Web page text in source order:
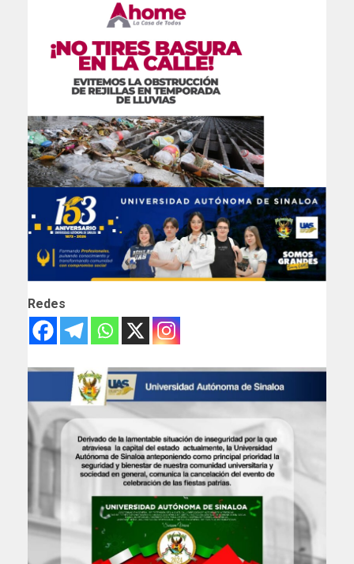
Redes